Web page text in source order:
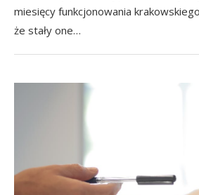
miesięcy funkcjonowania
że stały one…